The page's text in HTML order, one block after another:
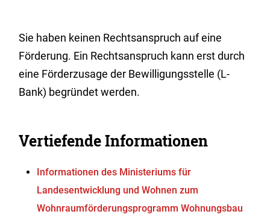
Sie haben keinen Rechtsanspruch auf eine
Förderung. Ein Rechtsanspruch kann erst durch
eine Förderzusage der Bewilligungsstelle (L-
Bank) begründet werden.
Vertiefende Informationen
Informationen des Ministeriums für
Landesentwicklung und Wohnen zum
Wohnraumförderungsprogramm Wohnungsbau